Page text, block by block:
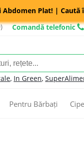
Plat! | Caută
Comandă telefonic
, In Green,
Pentru Bărbați